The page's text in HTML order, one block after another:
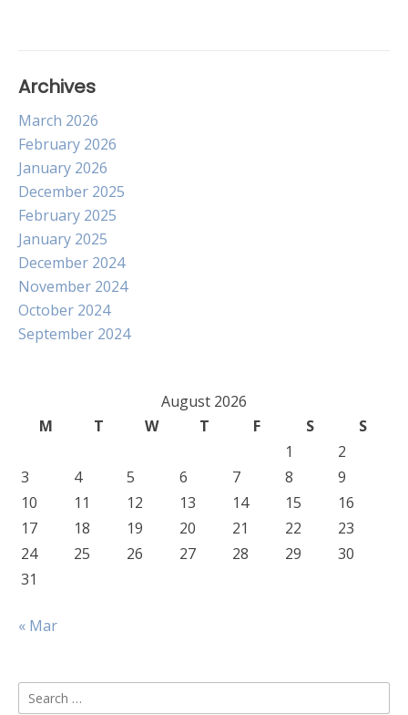
Archives
March 2026
February 2026
January 2026
December 2025
February 2025
January 2025
December 2024
November 2024
October 2024
September 2024
August 2026
M
T W T F S
S
1
2
3
4 5 6 7 8
9
10
11 12 13 14 15
16
17
18 19 20 21 22
23
24
25 26 27 28 29
30
31
« Mar
Search